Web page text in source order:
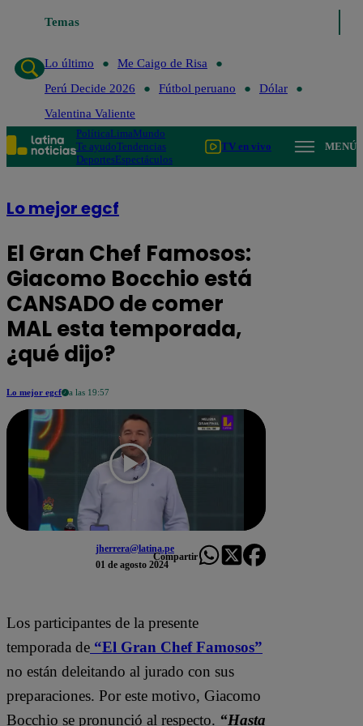
Temas
Lo último
Me Caigo de Risa
Perú Decide 2026
Fútbol peruano
Dólar
Valentina Valiente
PolíticaLimaMundo
Te ayudoTendencias
DeportesEspectáculos
TV en vivo MENÚ
Lo mejor egcf
El Gran Chef Famosos:
Giacomo Bocchio está
CANSADO de comer
MAL esta temporada,
¿qué dijo?
Lo mejor egcf a las 19:57
jherrera@latina.pe
01 de agosto 2024
Compartir
Los participantes de la presente
temporada de “El Gran Chef Famosos”
no están deleitando al jurado con sus
preparaciones. Por este motivo, Giacomo
Bocchio se pronunció al respecto. “Hasta